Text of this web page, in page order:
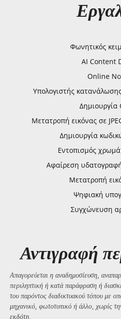
Φωνητικός
AI Content
Online
Υπολογιστής
Δημιουργία
Μετατροπή εικόνας σε
Δημιουργία
Εντοπισμός
Αφαίρεση
Μετατροπή
Ψηφιακή
Συγχώνευση
Αντιγραφή
Απαγορεύεται η αναδημοσίευση,
περιληπτική ή κατά παράφραση ή
του παρόντος διαδικτυακού τόπου με
μηχανικό, φωτοτυπικό ή άλλο, χωρίς
εκδότη.